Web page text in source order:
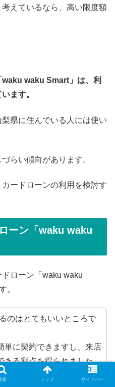
えているなら、高い限度額
waku waku Smart」は、利
ます。
県に住んでいる人には使い
らい傾向があります。
ードローンの利用を検討す
ーン「waku waku
ローン「waku waku
。
のはとてもいいところで
単に契約できますし、来店
きる利点を得られました。
もかなり早かったので、借
索 トップ サイドバー